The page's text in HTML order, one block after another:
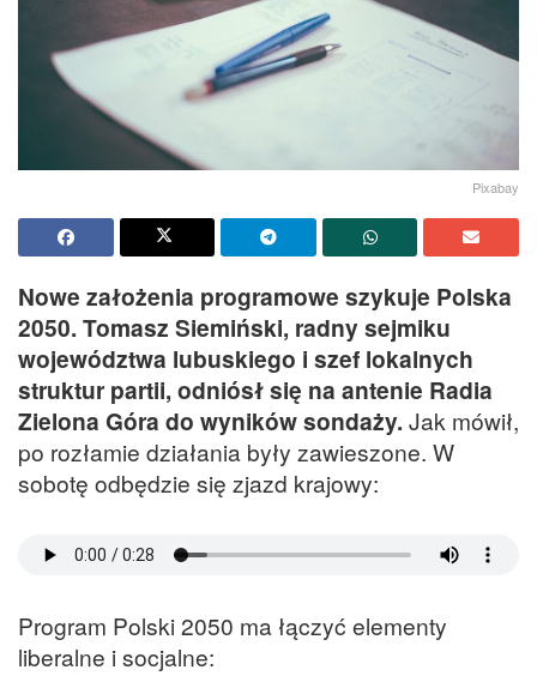
Pixabay
Nowe założenia programowe szykuje Polska
2050. Tomasz Siemiński, radny sejmiku
województwa lubuskiego i szef lokalnych
struktur partii, odniósł się na antenie Radia
Zielona Góra do wyników sondaży. Jak mówił,
po rozłamie działania były zawieszone. W
sobotę odbędzie się zjazd krajowy:
Program Polski 2050 ma łączyć elementy
liberalne i socjalne: